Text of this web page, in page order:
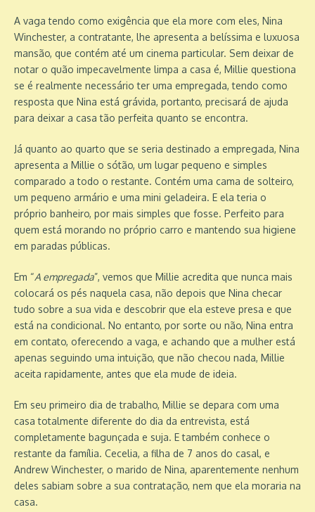
A vaga tendo como exigência que ela more com eles, Nina
Winchester, a contratante, lhe apresenta a belíssima e luxuosa
mansão, que contém até um cinema particular. Sem deixar de
notar o quão impecavelmente limpa a casa é, Millie questiona
se é realmente necessário ter uma empregada, tendo como
resposta que Nina está grávida, portanto, precisará de ajuda
para deixar a casa tão perfeita quanto se encontra.
Já quanto ao quarto que se seria destinado a empregada, Nina
apresenta a Millie o sótão, um lugar pequeno e simples
comparado a todo o restante. Contém uma cama de solteiro,
um pequeno armário e uma mini geladeira. E ela teria o
próprio banheiro, por mais simples que fosse. Perfeito para
quem está morando no próprio carro e mantendo sua higiene
em paradas públicas.
Em “A empregada”, vemos que Millie acredita que nunca mais
colocará os pés naquela casa, não depois que Nina checar
tudo sobre a sua vida e descobrir que ela esteve presa e que
está na condicional. No entanto, por sorte ou não, Nina entra
em contato, oferecendo a vaga, e achando que a mulher está
apenas seguindo uma intuição, que não checou nada, Millie
aceita rapidamente, antes que ela mude de ideia.
Em seu primeiro dia de trabalho, Millie se depara com uma
casa totalmente diferente do dia da entrevista, está
completamente bagunçada e suja. E também conhece o
restante da família. Cecelia, a filha de 7 anos do casal, e
Andrew Winchester, o marido de Nina, aparentemente nenhum
deles sabiam sobre a sua contratação, nem que ela moraria na
casa.